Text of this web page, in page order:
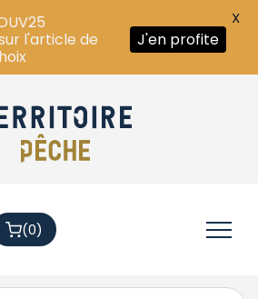
(0)
l'article de
J'en profite
X